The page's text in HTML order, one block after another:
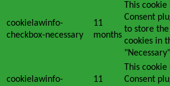
cookielawinfo-
checkbox-necessary
11
months
This cookie
Consent
to store
cookies in
cookielawinfo-
11
This cookie
Consent